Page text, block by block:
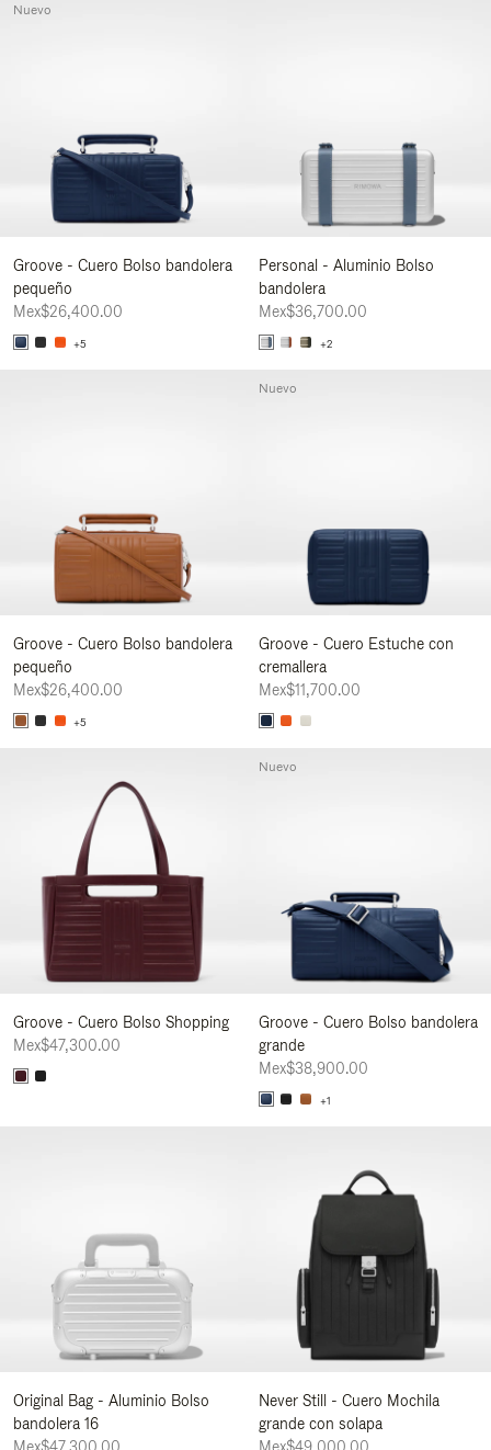
Groove - Cuero Bolso bandolera
pequeño
Mex$26,400.00
+5
Nuevo
Personal - Aluminio Bolso
bandolera
Mex$36,700.00
+2
Groove - Cuero Bolso bandolera
pequeño
Mex$26,400.00
+5
Groove - Cuero Estuche con
cremallera
Mex$11,700.00
Nuevo
Groove - Cuero Bolso Shopping
Mex$47,300.00
Groove - Cuero Bolso bandolera
grande
Mex$38,900.00
+1
Nuevo
Original Bag - Aluminio Bolso
bandolera 16
Never Still - Cuero Mochila
grande con solapa